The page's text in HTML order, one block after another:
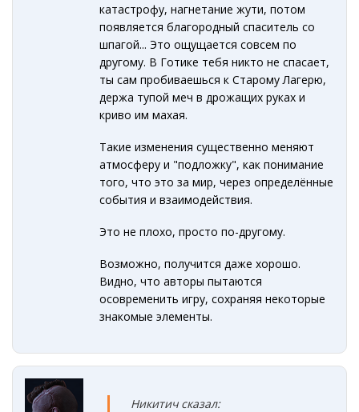
катастрофу, нагнетание жути, потом
появляется благородный спаситель со
шпагой... Это ощущается совсем по
другому. В Готике тебя никто не спасает,
ты сам пробиваешься к Старому Лагерю,
держа тупой меч в дрожащих руках и
криво им махая.
Такие изменения существенно меняют
атмосферу и "подложку", как понимание
того, что это за мир, через определённые
события и взаимодействия.
Это не плохо, просто по-другому.
Возможно, получится даже хорошо.
Видно, что авторы пытаются
осовременить игру, сохраняя некоторые
знакомые элементы.
Никитич сказал: